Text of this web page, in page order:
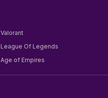
Valorant
League Of Legends
Age of Empires